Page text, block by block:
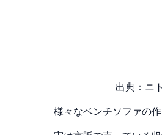
出典：ニ
様々なベンチソファの